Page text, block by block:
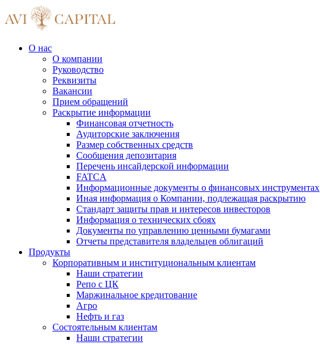
О нас
О компании
Руководство
Реквизиты
Вакансии
Прием обращений
Раскрытие информации
Финансовая отчетность
Аудиторские заключения
Размер собственных средств
Сообщения депозитария
Перечень инсайдерской информации
FATCA
Информационные документы о финансовых инструментах
Иная информация о Компании, подлежащая раскрытию
Стандарт защиты прав и интересов инвесторов
Информация о технических сбоях
Документы по управлению ценными бумагами
Отчеты представителя владельцев облигаций
Продукты
Корпоративным и институциональным клиентам
Наши стратегии
Репо с ЦК
Маржинальное кредитование
Агро
Нефть и газ
Состоятельным клиентам
Наши стратегии